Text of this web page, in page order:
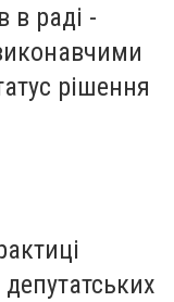
в раді -
рішення